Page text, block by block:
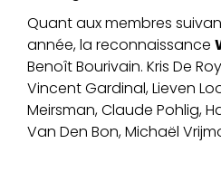
Quant aux membres
année, la reconnaissance
Benoît Bourivain. Kris De
Vincent Gardinal, Lieven
Meirsman, Claude Pohlig,
Van Den Bon, Michaël